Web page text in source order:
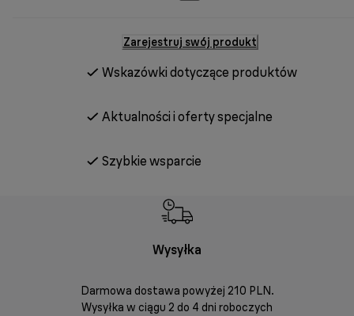
Zarejestruj swój produkt
Wskazówki dotyczące produktów
Aktualności i oferty specjalne
Szybkie wsparcie
Wysyłka
Darmowa dostawa powyżej 210 PLN.
Wysyłka w ciągu 2 do 4 dni roboczych